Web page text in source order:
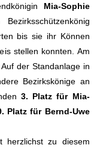
Mia-Sophie
bis sie ihr Können
stellen konnten. Am
der Standanlage in
Bezirkskönige an
3. Platz für Mia-
Platz für Bernd-Uwe
herzlichst zu diesem